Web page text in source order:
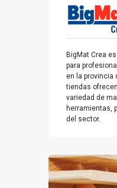
BigMat Crea
para
en la provincia
tiendas
variedad de
herramientas,
del sector.